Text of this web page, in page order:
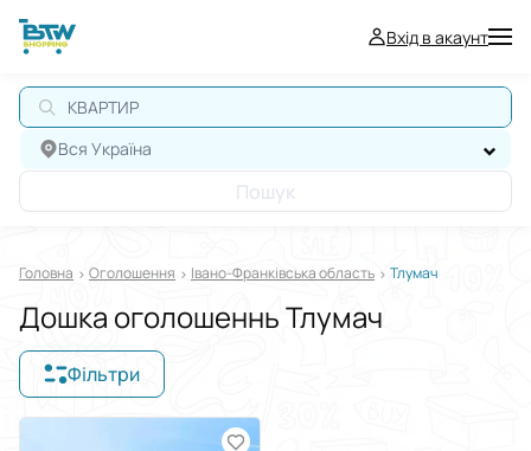
Вхід в акаунт
КВАРТИРА
Вся Україна
Пошук
Головна Оголошення Івано-Франківська область Тлумач
Дошка оголошеннь Тлумач
Фільтри